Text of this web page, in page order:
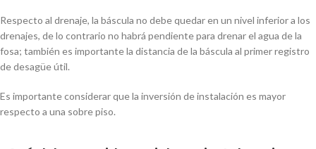
Respecto al drenaje, la báscula no debe quedar en un nivel inferior a los
drenajes, de lo contrario no habrá pendiente para drenar el agua de la
fosa; también es importante la distancia de la báscula al primer registro
de desagüe útil.
Es importante considerar que la inversión de instalación es mayor
respecto a una sobre piso.